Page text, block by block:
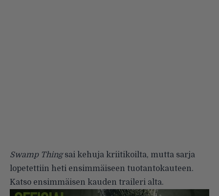
Swamp Thingsai kehuja kriitikoilta, mutta sarja
lopetettiin heti ensimmäiseen tuotantokauteen.
Katso ensimmäisen kauden traileri alta.